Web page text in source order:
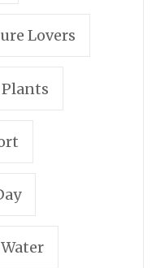
Lovers
Plants
Water